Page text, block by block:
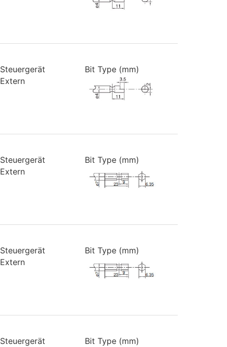
Steuergerät
Extern
Bit Type (mm)
Steuergerät
Extern
Bit Type (mm)
Steuergerät
Extern
Bit Type (mm)
Steuergerät
Bit Type (mm)